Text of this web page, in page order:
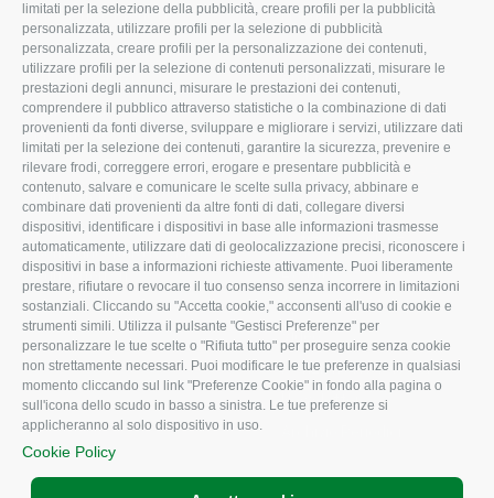
limitati per la selezione della pubblicità, creare profili per la pubblicità
personalizzata, utilizzare profili per la selezione di pubblicità
personalizzata, creare profili per la personalizzazione dei contenuti,
utilizzare profili per la selezione di contenuti personalizzati, misurare le
prestazioni degli annunci, misurare le prestazioni dei contenuti,
comprendere il pubblico attraverso statistiche o la combinazione di dati
provenienti da fonti diverse, sviluppare e migliorare i servizi, utilizzare dati
limitati per la selezione dei contenuti, garantire la sicurezza, prevenire e
rilevare frodi, correggere errori, erogare e presentare pubblicità e
contenuto, salvare e comunicare le scelte sulla privacy, abbinare e
combinare dati provenienti da altre fonti di dati, collegare diversi
dispositivi, identificare i dispositivi in base alle informazioni trasmesse
automaticamente, utilizzare dati di geolocalizzazione precisi, riconoscere i
dispositivi in base a informazioni richieste attivamente. Puoi liberamente
prestare, rifiutare o revocare il tuo consenso senza incorrere in limitazioni
sostanziali. Cliccando su "Accetta cookie," acconsenti all'uso di cookie e
strumenti simili. Utilizza il pulsante "Gestisci Preferenze" per
personalizzare le tue scelte o "Rifiuta tutto" per proseguire senza cookie
non strettamente necessari. Puoi modificare le tue preferenze in qualsiasi
momento cliccando sul link "Preferenze Cookie" in fondo alla pagina o
sull'icona dello scudo in basso a sinistra. Le tue preferenze si
applicheranno al solo dispositivo in uso.
Cookie Policy
Missione e Progetto
Organigramma aziendale
I Nostri Servizi
Uffici della Sede
provinciale
Le Sedi di Zona
Agricoltori S.r.l.
Whistleblowing
Confagricoltura Rovigo e
Agricoltori srl
Fiscale
Lavoro
Ambiente
Associazione
CONFAGRICOLTURA
ATTIVA
Notizie in evidenza
Eventi
Comunicati Stampa
Video
Iscrizione Newsletter
Newsletter